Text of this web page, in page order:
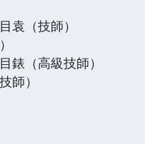
袁（技師）
錶（高級技師）
師）